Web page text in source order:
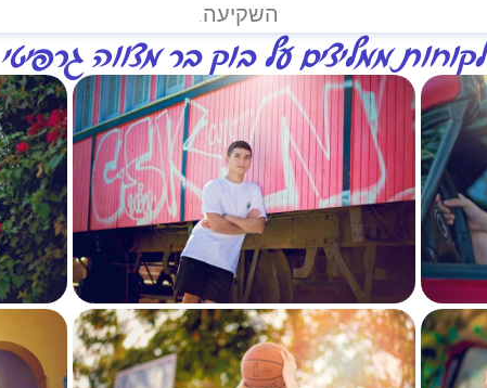
השקיעה.
לקוחות ממליצים על בוק בר מצווה גרפיטי